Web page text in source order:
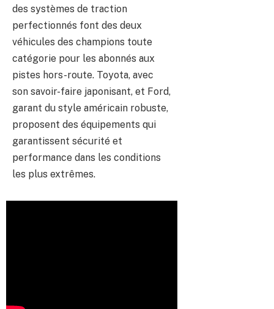
des systèmes de traction
perfectionnés font des deux
véhicules des champions toute
catégorie pour les abonnés aux
pistes hors-route. Toyota, avec
son savoir-faire japonisant, et Ford,
garant du style américain robuste,
proposent des équipements qui
garantissent sécurité et
performance dans les conditions
les plus extrêmes.